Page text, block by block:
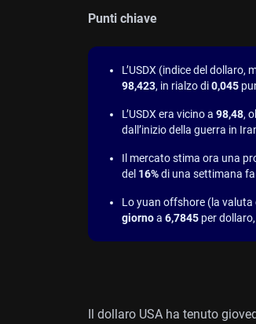
Punti chiave
L’USDX (indice del
98,423, in rialzo di0,045
L’USDX era vicino a 98,48,
dall’inizio della guerra in
Il mercato stima ora una
del 16%di una settimana
Lo yuan offshore (la valuta
giornoa 6,7845 per
Il dollaro USA ha tenuto